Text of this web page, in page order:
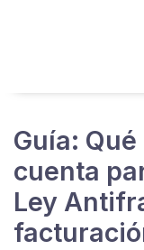
Guía:
cuenta
Ley